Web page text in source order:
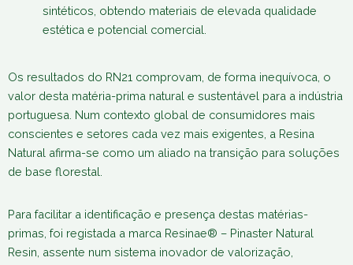
sintéticos, obtendo materiais de elevada qualidade
estética e potencial comercial.
Os resultados do RN21 comprovam, de forma inequívoca, o
valor desta matéria-prima natural e sustentável para a indústria
portuguesa. Num contexto global de consumidores mais
conscientes e setores cada vez mais exigentes, a Resina
Natural afirma-se como um aliado na transição para soluções
de base florestal.
Para facilitar a identificação e presença destas matérias-
primas, foi registada a marca Resinae® – Pinaster Natural
Resin, assente num sistema inovador de valorização,